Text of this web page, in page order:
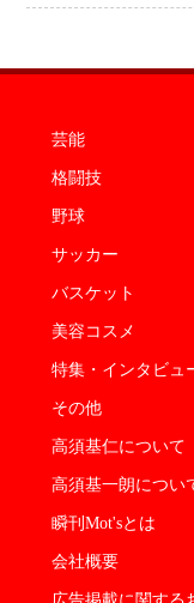
芸能
格闘技
野球
サッカー
バスケット
美容コスメ
特集・インタビュ
その他
高須基仁について
高須基一朗につい
瞬刊Mot'sとは
会社概要